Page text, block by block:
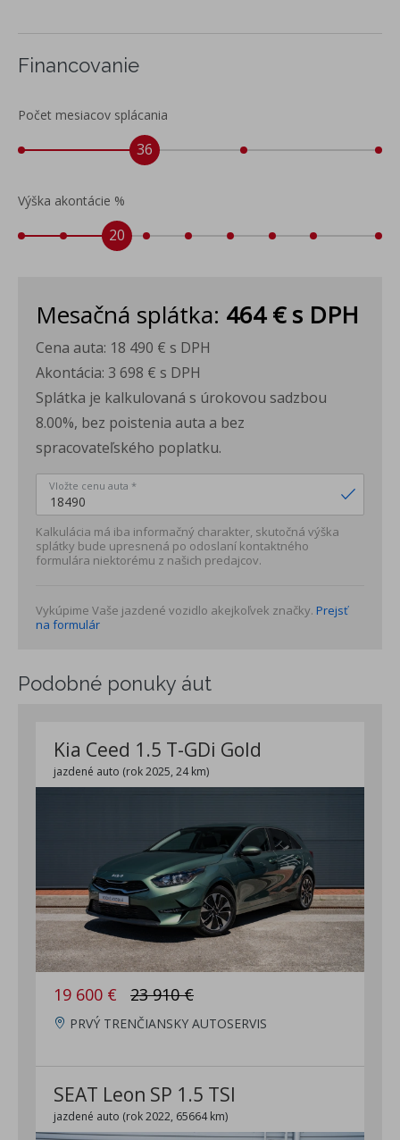
Financovanie
Počet mesiacov splácania
36
Výška akontácie %
20
Mesačná splátka: 464 €s DPH
Cena auta: 18 490 € s DPH
Akontácia: 3 698 € s DPH
Splátka je kalkulovaná s úrokovou sadzbou
8.00%, bez poistenia auta a bez
spracovateľského poplatku.
Vložte cenu auta *
Kalkulácia má iba informačný charakter, skutočná výška
splátky bude upresnená po odoslaní kontaktného
formulára niektorému z našich predajcov.
Vykúpime Vaše jazdené vozidlo akejkoľvek značky. Prejsť
na formulár
Podobné ponuky áut
Kia Ceed 1.5 T-GDi Gold
jazdené auto (rok 2025, 24 km)
19 600 € 23 910 €
PRVÝ TRENČIANSKY AUTOSERVIS
SEAT Leon SP 1.5 TSI
jazdené auto (rok 2022, 65664 km)